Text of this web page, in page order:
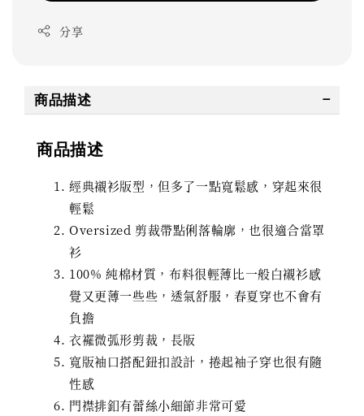
分享
商品描述
商品描述
經典襯衫版型，但多了一點寬鬆感，穿起來很
輕鬆
Oversized 剪裁帶點俐落輪廓，也很適合當罩
衫
100% 純棉材質，布料很輕薄比一般白襯衫感
覺又更薄一些些，透氣舒服，春夏穿也不會有
負擔
衣襬微弧形剪裁，長版
寬版袖口搭配鈕扣設計，捲起袖子穿也很有隨
性感
門襟排釦有蕾絲小細節非常可愛